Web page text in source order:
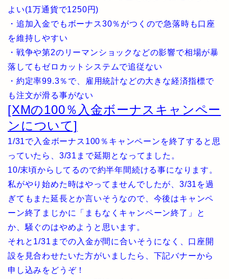
よい(1万通貨で1250円)
・追加入金でもボーナス30％がつくので急落時も口座
を維持しやすい
・戦争や第2のリーマンショックなどの影響で相場が暴
落してもゼロカットシステムで追従ない
・約定率99.3％で、雇用統計などの大きな経済指標で
も注文が滑る事がない
[XMの100％入金ボーナスキャンペー
ンについて]
1/31で入金ボーナス100％キャンペーンを終了すると思
っていたら、3/31まで延期となってました。
10/末頃からしてるので約半年間続ける事になります。
私がやり始めた時はやってませんでしたが、3/31を過
ぎてもまた延長とか言いそうなので、今後はキャンペ
ーン終了まじかに「まもなくキャンペーン終了」と
か、騒ぐのはやめようと思います。
それと1/31までの入金が間に合いそうになく、口座開
設を見合わせたいた方がいましたら、下記バナーから
申し込みをどうぞ！